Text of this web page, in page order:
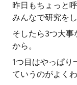
昨日もちょっと
みんなで研究を
そしたら3つ大
から。
1つ目はやっぱり
ていうのがよくわ